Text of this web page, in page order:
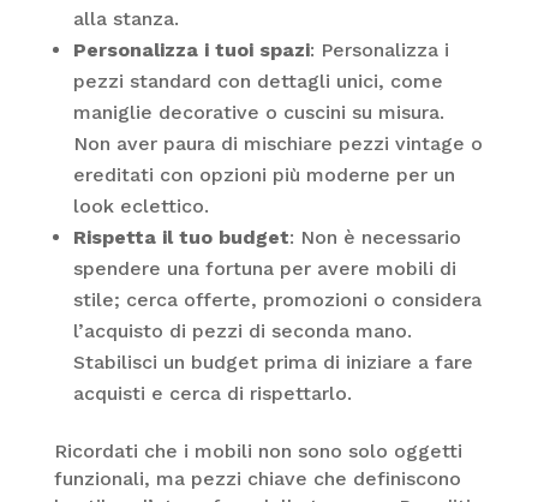
alla stanza.
Personalizza i tuoi spazi: Personalizza i
pezzi standard con dettagli unici, come
maniglie decorative o cuscini su misura.
Non aver paura di mischiare pezzi vintage o
ereditati con opzioni più moderne per un
look eclettico.
Rispetta il tuo budget: Non è necessario
spendere una fortuna per avere mobili di
stile; cerca offerte, promozioni o considera
l’acquisto di pezzi di seconda mano.
Stabilisci un budget prima di iniziare a fare
acquisti e cerca di rispettarlo.
Ricordati che i mobili non sono solo oggetti
funzionali, ma pezzi chiave che definiscono